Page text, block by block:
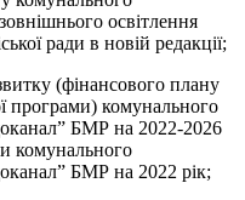
освітлення
ради в новій редакції;
(фінансового плану
програми) комунального
БМР на 2022-2026
комунального
БМР на 2022 рік;